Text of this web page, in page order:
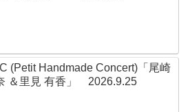
(Petit Handmade Concert)「尾崎
＆里見 有香」 2026.9.25